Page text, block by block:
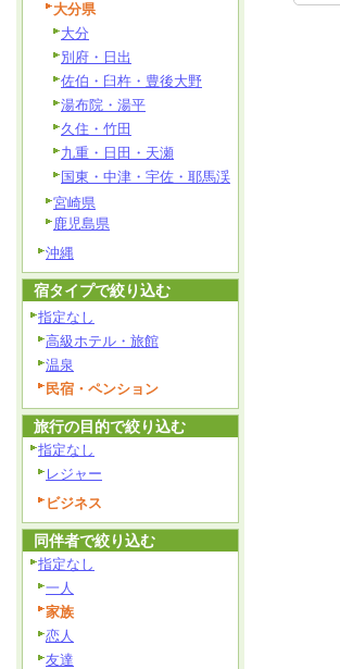
大分県
大分
別府・日出
佐伯・臼杵・豊後大野
湯布院・湯平
久住・竹田
九重・日田・天瀬
国東・中津・宇佐・耶馬渓
宮崎県
鹿児島県
沖縄
宿タイプで絞り込む
指定なし
高級ホテル・旅館
温泉
民宿・ペンション
旅行の目的で絞り込む
指定なし
レジャー
ビジネス
同伴者で絞り込む
指定なし
一人
家族
恋人
友達